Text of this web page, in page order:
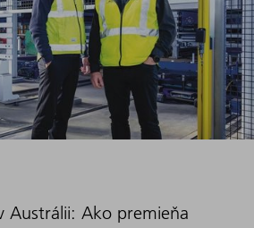
Austrálii: Ako premieňa